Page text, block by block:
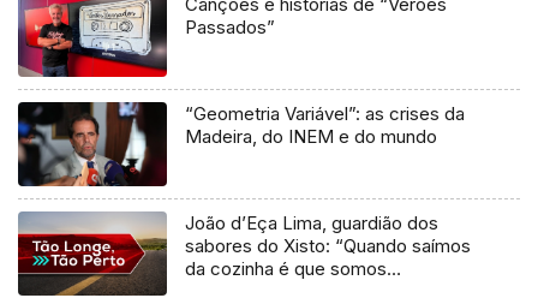
Canções e histórias de “Verões
Passados”
“Geometria Variável”: as crises da
Madeira, do INEM e do mundo
João d’Eça Lima, guardião dos
sabores do Xisto: “Quando saímos
da cozinha é que somos